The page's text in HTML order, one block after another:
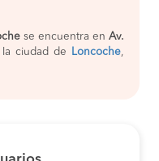
se encuentra en Av.
la ciudad de Loncoche,